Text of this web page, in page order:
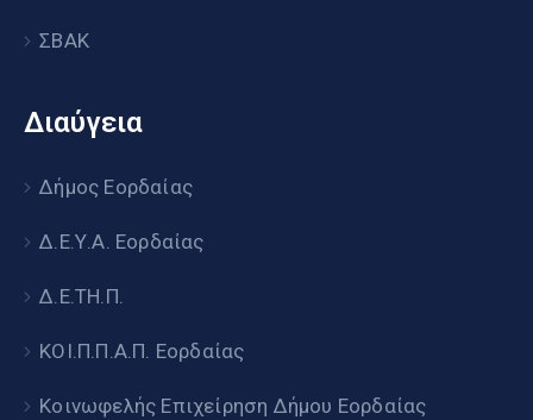
ΣΒΑΚ
Διαύγεια
Δήμος Εορδαίας
Δ.Ε.Υ.Α. Εορδαίας
Δ.Ε.ΤΗ.Π.
ΚΟΙ.Π.Π.Α.Π. Εορδαίας
Κοινωφελής Επιχείρηση Δήμου Εορδαίας